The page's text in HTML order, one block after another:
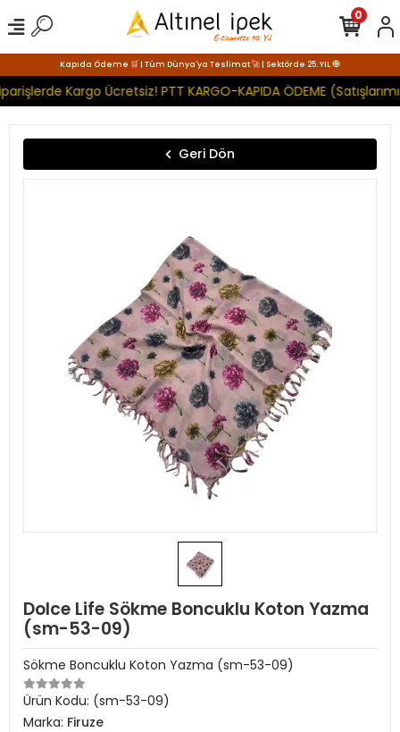
Kapıda Ödeme 🛒 | Tüm Dünya'ya Teslimat 🚀 | Sektörde 25. YIL 🧿
Kargo Ücretsiz! PTT KARGO-KAPIDA ÖDEME
0
Geri Dön
Dolce Life Sökme Boncuklu Koton Yazma
(sm-53-09)
Sökme Boncuklu Koton Yazma (sm-53-09)
Ürün Kodu: (sm-53-09)
Marka: Firuze